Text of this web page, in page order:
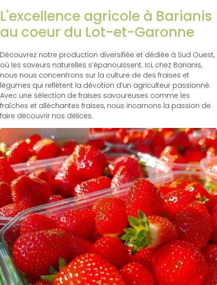
L'excellence agricole à Barianis
au coeur du Lot-et-Garonne
Découvrez notre production diversifiée et dédiée à Sud Ouest,
où les saveurs naturelles s’épanouissent. Ici, chez Barianis,
nous nous concentrons sur la culture de des fraises et
légumes qui reflètent la dévotion d’un agriculteur passionné.
Avec une sélection de fraises savoureuses comme les
fraîches et alléchantes fraises, nous incarnons la passion de
faire découvrir nos délices.